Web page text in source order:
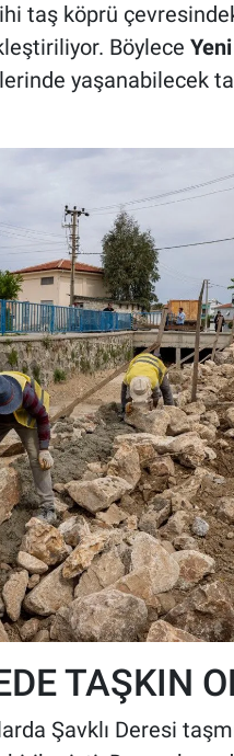
taş köprü
Böylece
yaşanabilecek
TAŞKIN
Şavklı Deresi